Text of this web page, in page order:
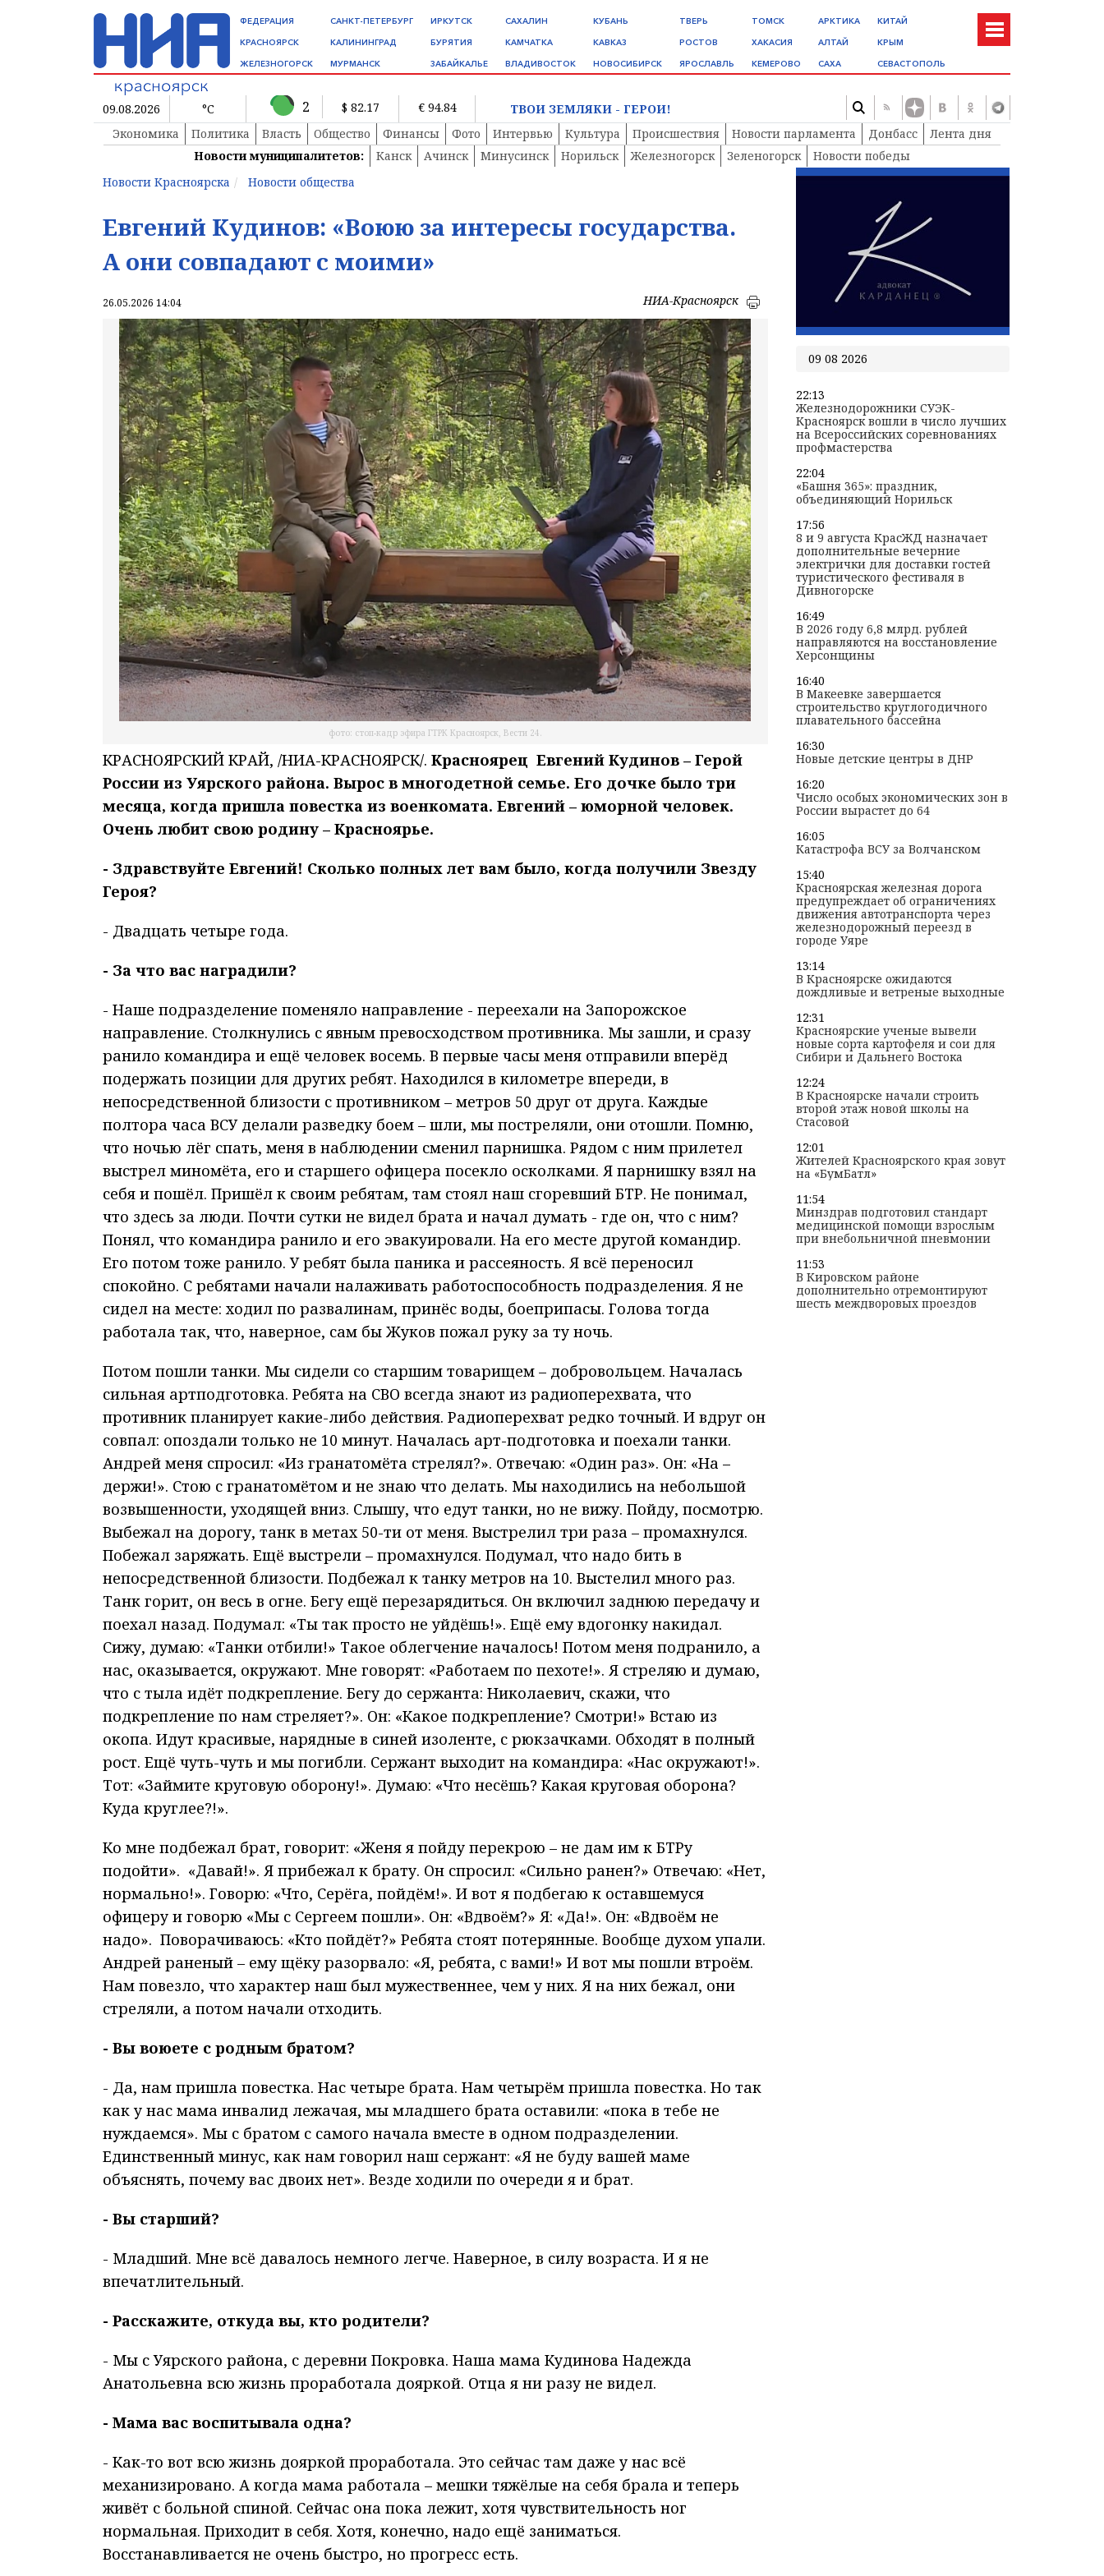
ФЕДЕРАЦИЯ
КРАСНОЯРСК
ЖЕЛЕЗНОГОРСК
САНКТ-ПЕТЕРБУРГ
КАЛИНИНГРАД
МУРМАНСК
ИРКУТСК
БУРЯТИЯ
ЗАБАЙКАЛЬЕ
САХАЛИН
КАМЧАТКА
ВЛАДИВОСТОК
КУБАНЬ
КАВКАЗ
НОВОСИБИРСК
ТВЕРЬ
РОСТОВ
ЯРОСЛАВЛЬ
ТОМСК
ХАКАСИЯ
КЕМЕРОВО
АРКТИКА
АЛТАЙ
САХА
КИТАЙ
КРЫМ
СЕВАСТОПОЛЬ
09.08.2026 °C 2 $ 82.17 € 94.84
ТВОИ ЗЕМЛЯКИ - ГЕРОИ!
Экономика
Политика Власть Общество Финансы Фото Интервью Культура Происшествия Новости парламента Донбасс
Лента дня
Новости муниципалитетов:
Канск Ачинск Минусинск Норильск Железногорск Зеленогорск
Новости победы
Новости Красноярска
Новости общества
Евгений Кудинов: «Воюю за интересы государства.
А они совпадают с моими»
26.05.2026 14:04 НИА-Красноярск
фото: стоп-кадр эфира ГТРК Красноярск, Вести 24.
КРАСНОЯРСКИЙ КРАЙ, /НИА-КРАСНОЯРСК/. Красноярец Евгений Кудинов – Герой
России из Уярского района. Вырос в многодетной семье. Его дочке было три
месяца, когда пришла повестка из военкомата. Евгений – юморной человек.
Очень любит свою родину – Красноярье.
- Здравствуйте Евгений! Сколько полных лет вам было, когда получили Звезду
Героя?
- Двадцать четыре года.
- За что вас наградили?
- Наше подразделение поменяло направление - переехали на Запорожское
направление. Столкнулись с явным превосходством противника. Мы зашли, и сразу
ранило командира и ещё человек восемь. В первые часы меня отправили вперёд
подержать позиции для других ребят. Находился в километре впереди, в
непосредственной близости с противником – метров 50 друг от друга. Каждые
полтора часа ВСУ делали разведку боем – шли, мы постреляли, они отошли. Помню,
что ночью лёг спать, меня в наблюдении сменил парнишка. Рядом с ним прилетел
выстрел миномёта, его и старшего офицера посекло осколками. Я парнишку взял на
себя и пошёл. Пришёл к своим ребятам, там стоял наш сгоревший БТР. Не понимал,
что здесь за люди. Почти сутки не видел брата и начал думать - где он, что с ним?
Понял, что командира ранило и его эвакуировали. На его месте другой командир.
Его потом тоже ранило. У ребят была паника и рассеяность. Я всё переносил
спокойно. С ребятами начали налаживать работоспособность подразделения. Я не
сидел на месте: ходил по развалинам, принёс воды, боеприпасы. Голова тогда
работала так, что, наверное, сам бы Жуков пожал руку за ту ночь.
Потом пошли танки. Мы сидели со старшим товарищем – добровольцем. Началась
сильная артподготовка. Ребята на СВО всегда знают из радиоперехвата, что
противник планирует какие-либо действия. Радиоперехват редко точный. И вдруг он
совпал: опоздали только не 10 минут. Началась арт-подготовка и поехали танки.
Андрей меня спросил: «Из гранатомёта стрелял?». Отвечаю: «Один раз». Он: «На –
держи!». Стою с гранатомётом и не знаю что делать. Мы находились на небольшой
возвышенности, уходящей вниз. Слышу, что едут танки, но не вижу. Пойду, посмотрю.
Выбежал на дорогу, танк в метах 50-ти от меня. Выстрелил три раза – промахнулся.
Побежал заряжать. Ещё выстрели – промахнулся. Подумал, что надо бить в
непосредственной близости. Подбежал к танку метров на 10. Выстелил много раз.
Танк горит, он весь в огне. Бегу ещё перезарядиться. Он включил заднюю передачу и
поехал назад. Подумал: «Ты так просто не уйдёшь!». Ещё ему вдогонку накидал.
Сижу, думаю: «Танки отбили!» Такое облегчение началось! Потом меня подранило, а
нас, оказывается, окружают. Мне говорят: «Работаем по пехоте!». Я стреляю и думаю,
что с тыла идёт подкрепление. Бегу до сержанта: Николаевич, скажи, что
подкрепление по нам стреляет?». Он: «Какое подкрепление? Смотри!» Встаю из
окопа. Идут красивые, нарядные в синей изоленте, с рюкзачками. Обходят в полный
рост. Ещё чуть-чуть и мы погибли. Сержант выходит на командира: «Нас окружают!».
Тот: «Займите круговую оборону!». Думаю: «Что несёшь? Какая круговая оборона?
Куда круглее?!».
Ко мне подбежал брат, говорит: «Женя я пойду перекрою – не дам им к БТРу
подойти». «Давай!». Я прибежал к брату. Он спросил: «Сильно ранен?» Отвечаю: «Нет,
нормально!». Говорю: «Что, Серёга, пойдём!». И вот я подбегаю к оставшемуся
офицеру и говорю «Мы с Сергеем пошли». Он: «Вдвоём?» Я: «Да!». Он: «Вдвоём не
надо». Поворачиваюсь: «Кто пойдёт?» Ребята стоят потерянные. Вообще духом упали.
Андрей раненый – ему щёку разорвало: «Я, ребята, с вами!» И вот мы пошли втроём.
Нам повезло, что характер наш был мужественнее, чем у них. Я на них бежал, они
стреляли, а потом начали отходить.
- Вы воюете с родным братом?
- Да, нам пришла повестка. Нас четыре брата. Нам четырём пришла повестка. Но так
как у нас мама инвалид лежачая, мы младшего брата оставили: «пока в тебе не
нуждаемся». Мы с братом с самого начала вместе в одном подразделении.
Единственный минус, как нам говорил наш сержант: «Я не буду вашей маме
объяснять, почему вас двоих нет». Везде ходили по очереди я и брат.
- Вы старший?
- Младший. Мне всё давалось немного легче. Наверное, в силу возраста. И я не
впечатлительный.
- Расскажите, откуда вы, кто родители?
- Мы с Уярского района, с деревни Покровка. Наша мама Кудинова Надежда
Анатольевна всю жизнь проработала дояркой. Отца я ни разу не видел.
- Мама вас воспитывала одна?
- Как-то вот всю жизнь дояркой проработала. Это сейчас там даже у нас всё
механизировано. А когда мама работала – мешки тяжёлые на себя брала и теперь
живёт с больной спиной. Сейчас она пока лежит, хотя чувствительность ног
нормальная. Приходит в себя. Хотя, конечно, надо ещё заниматься.
Восстанавливается не очень быстро, но прогресс есть.
09 08 2026
22:13
Железнодорожники СУЭК-
Красноярск вошли в число лучших
на Всероссийских соревнованиях
профмастерства
22:04
«Башня 365»: праздник,
объединяющий Норильск
17:56
8 и 9 августа КрасЖД назначает
дополнительные вечерние
электрички для доставки гостей
туристического фестиваля в
Дивногорске
16:49
В 2026 году 6,8 млрд. рублей
направляются на восстановление
Херсонщины
16:40
В Макеевке завершается
строительство круглогодичного
плавательного бассейна
16:30
Новые детские центры в ДНР
16:20
Число особых экономических зон в
России вырастет до 64
16:05
Катастрофа ВСУ за Волчанском
15:40
Красноярская железная дорога
предупреждает об ограничениях
движения автотранспорта через
железнодорожный переезд в
городе Уяре
13:14
В Красноярске ожидаются
дождливые и ветреные выходные
12:31
Красноярские ученые вывели
новые сорта картофеля и сои для
Сибири и Дальнего Востока
12:24
В Красноярске начали строить
второй этаж новой школы на
Стасовой
12:01
Жителей Красноярского края зовут
на «БумБатл»
11:54
Минздрав подготовил стандарт
медицинской помощи взрослым
при внебольничной пневмонии
11:53
В Кировском районе
дополнительно отремонтируют
шесть междворовых проездов